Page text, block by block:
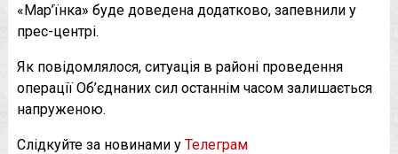
«Мар’їнка» буде доведена додатково, запевнили у
прес-центрі.
Як повідомлялося, ситуація в районі проведення
операції Об’єднаних сил останнім часом залишається
напруженою.
Слідкуйте за новинами у Телеграм